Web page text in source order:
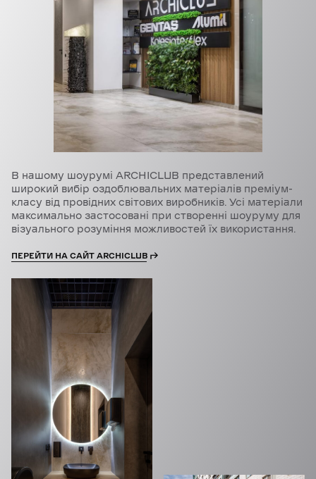
В нашому шоурумі ARCHICLUB представлений
широкий вибір оздоблювальних матеріалів преміум-
класу від провідних світових виробників. Усі матеріали
максимально застосовані при створенні шоуруму для
візуального розуміння можливостей їх використання.
ПЕРЕЙТИ НА САЙТ ARCHICLUB